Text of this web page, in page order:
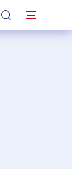
站內搜索